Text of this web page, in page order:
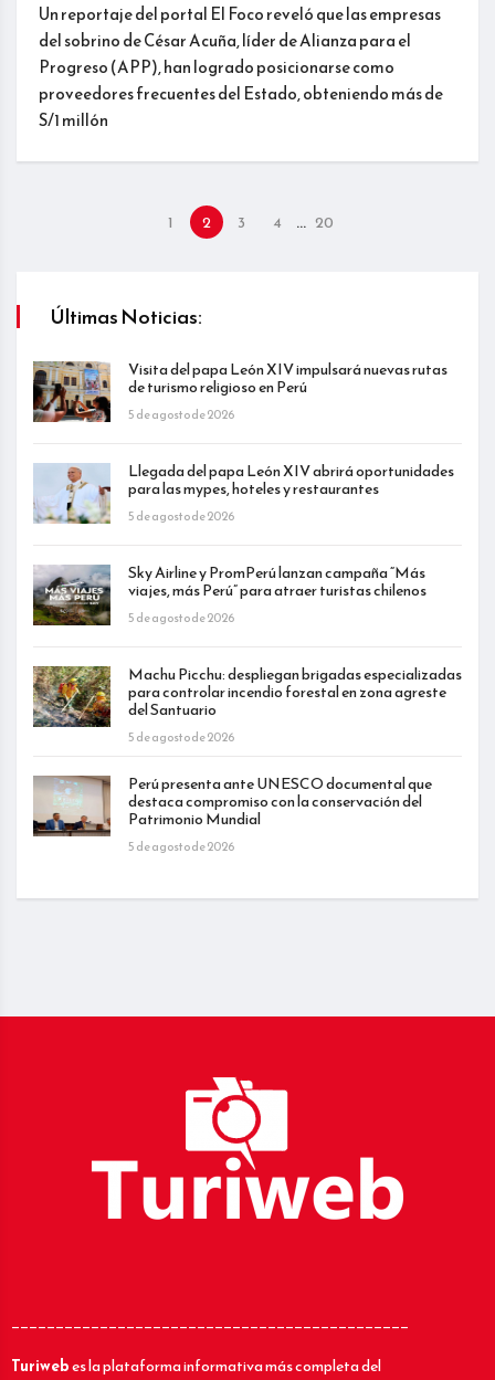
Un reportaje del portal El Foco reveló que las empresas
del sobrino de César Acuña, líder de Alianza para el
Progreso (APP), han logrado posicionarse como
proveedores frecuentes del Estado, obteniendo más de
S/1 millón
1 2 3 4 … 20
Últimas Noticias:
Visita del papa León XIV impulsará nuevas rutas
de turismo religioso en Perú
5 de agosto de 2026
Llegada del papa León XIV abrirá oportunidades
para las mypes, hoteles y restaurantes
5 de agosto de 2026
Sky Airline y PromPerú lanzan campaña “Más
viajes, más Perú” para atraer turistas chilenos
5 de agosto de 2026
Machu Picchu: despliegan brigadas especializadas
para controlar incendio forestal en zona agreste
del Santuario
5 de agosto de 2026
Perú presenta ante UNESCO documental que
destaca compromiso con la conservación del
Patrimonio Mundial
5 de agosto de 2026
_____________________________________________
Turiwebes la plataforma informativa más completa del